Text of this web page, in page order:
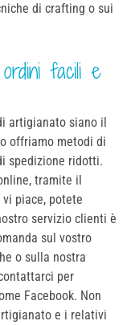
di crafting o sui
facili e
artigianato siano il
offriamo metodi di
spedizione ridotti.
tramite il
piace, potete
servizio clienti è
sul vostro
o sulla nostra
per
Facebook. Non
e i relativi